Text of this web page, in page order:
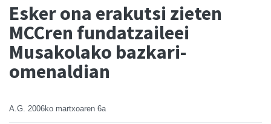
Esker ona erakutsi zieten
MCCren fundatzaileei
Musakolako bazkari-
omenaldian
A.G. 2006ko martxoaren 6a